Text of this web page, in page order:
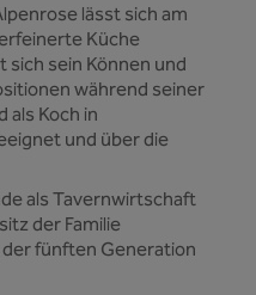
lässt sich am
Küche
sich sein Können und
während seiner
als Koch in
und über die
als Tavernwirtschaft
der Familie
fünften Generation